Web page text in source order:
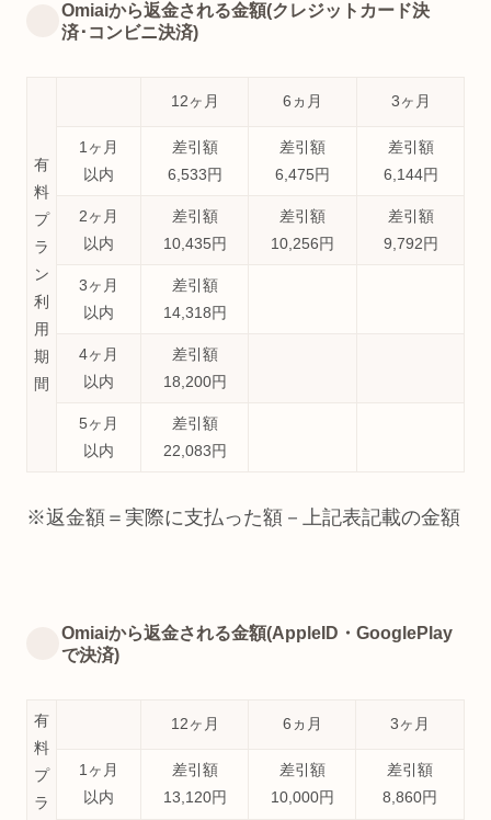
Omiaiから返金される金額(クレジットカード決
済･コンビニ決済)
有
料
プ
ラ
ン
利
用
期
間
12ヶ月 6ヵ月 3ヶ月
1ヶ月
以内
差引額
6,533円
差引額
6,475円
差引額
6,144円
2ヶ月
以内
差引額
10,435円
差引額
10,256円
差引額
9,792円
3ヶ月
以内
差引額
14,318円
4ヶ月
以内
差引額
18,200円
5ヶ月
以内
差引額
22,083円
※返金額＝実際に支払った額－上記表記載の金額
Omiaiから返金される金額(AppleID・GooglePlay
で決済)
有
料
プ
ラ
12ヶ月 6ヵ月 3ヶ月
1ヶ月
以内
差引額
13,120円
差引額
10,000円
差引額
8,860円